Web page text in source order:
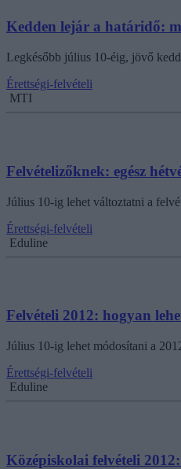
Kedden lejár a határidő:
Legkésőbb július 10-éig, jövő
Érettségi-felvételi
MTI
Felvételizőknek: egész
Július 10-ig lehet változtatni a
Érettségi-felvételi
Eduline
Felvételi 2012: hogyan
Július 10-ig lehet módosítani a
Érettségi-felvételi
Eduline
Középiskolai felvételi